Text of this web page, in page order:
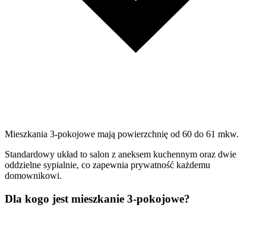
Mieszkania 3-pokojowe mają powierzchnię od 60 do 61 mkw.
Standardowy układ to salon z aneksem kuchennym oraz dwie
oddzielne sypialnie, co zapewnia prywatność każdemu
domownikowi.
Dla kogo jest mieszkanie 3-pokojowe?